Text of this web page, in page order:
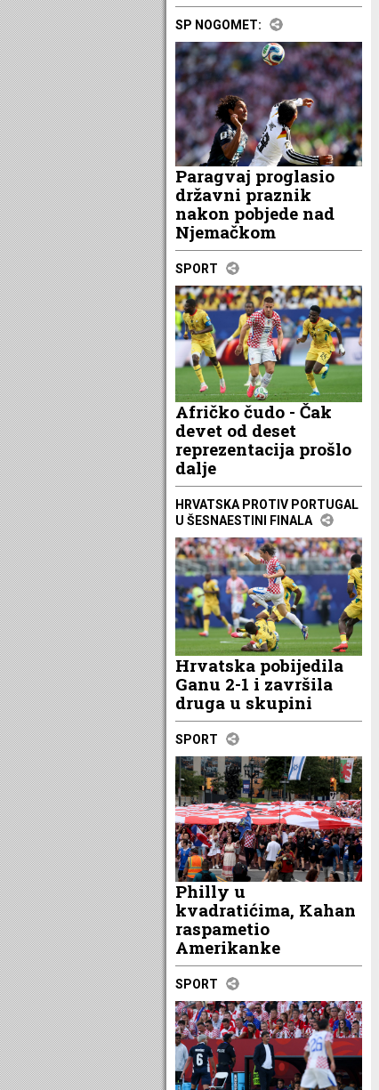
SP NOGOMET:
Paragvaj proglasio
državni praznik
nakon pobjede nad
Njemačkom
SPORT
Afričko čudo - Čak
devet od deset
reprezentacija prošlo
dalje
HRVATSKA PROTIV PORTUGAL
U ŠESNAESTINI FINALA
Hrvatska pobijedila
Ganu 2-1 i završila
druga u skupini
SPORT
Philly u
kvadratićima, Kahan
raspametio
Amerikanke
SPORT